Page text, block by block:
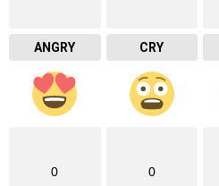
ANGRY CRY
0 0